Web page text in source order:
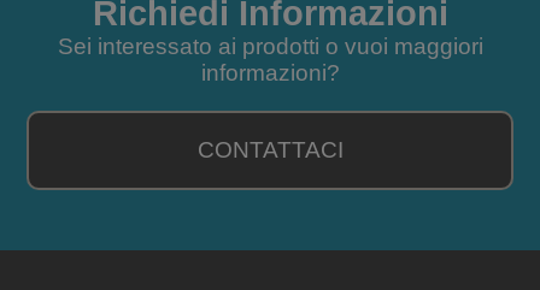
Richiedi Informazioni
Sei interessato ai prodotti o vuoi maggiori
informazioni?
CONTATTACI